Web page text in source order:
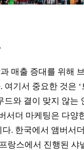
매출 증대를 위해
기서 중요한 것은
와 결이 맞지 않는
서더 마케팅은 다양
. 한국에서 앰버서
랑스에서 진행된